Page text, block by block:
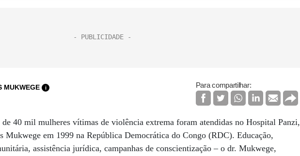
MUKWEGE i Para compartilhar:
40 mil mulheres vítimas de violência extrema foram atendidas no Hospital Panzi,
Mukwege em 1999 na República Democrática do Congo (RDC). Educação,
assistência jurídica, campanhas de conscientização – o dr. Mukwege,